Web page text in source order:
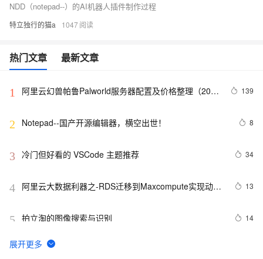
NDD（notepad--）的AI机器人插件制作过程
特立独行的猫a 1047
热门文章 最新文章
1
阿里云幻兽帕鲁Palworld服务器配置及价格整理（2024
139
2 Notepad--国产开源编辑器，横空出世！ 8
3 冷门但好看的 VSCode 主题推荐 34
4 阿里云大数据利器之-RDS迁移到Maxcompute实现动态
13
5 拍立淘的图像搜索与识别 14
6 Docker 进阶之镜像分层详解